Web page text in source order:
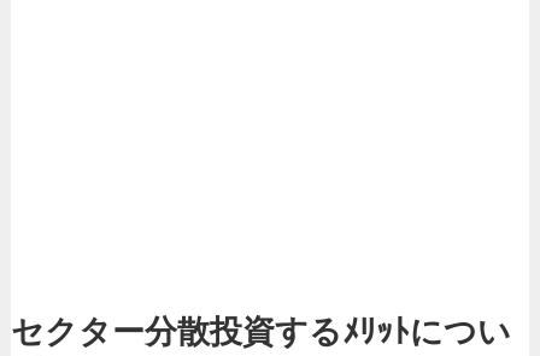
セクター分散投資するﾒﾘｯﾄについ